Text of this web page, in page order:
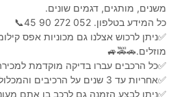
משנים, מותגים, דגמים שונים.
כל המידע בטלפון. 052 272 90 45📞
מוזלים.🚗🚕🚙
✅כל הרכבים עברו בדיקה מוקדמת
✅אחריות עד 3 שנים על הרכיבים והמכלולים העיקריים.
✅ניתן לבצע הזמנה גם לרכב בו אתם